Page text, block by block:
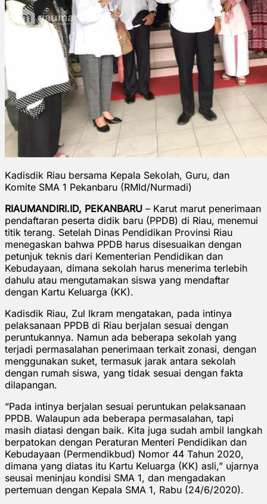
Kadisdik Riau bersama Kepala Sekolah, Guru, dan
Komite SMA 1 Pekanbaru (RMId/Nurmadi)
RIAUMANDIRI.ID, PEKANBARU – Karut marut penerimaan
pendaftaran peserta didik baru (PPDB) di Riau, menemui
titik terang. Setelah Dinas Pendidikan Provinsi Riau
menegaskan bahwa PPDB harus disesuaikan dengan
petunjuk teknis dari Kementerian Pendidikan dan
Kebudayaan, dimana sekolah harus menerima terlebih
dahulu atau mengutamakan siswa yang mendaftar
dengan Kartu Keluarga (KK).
Kadisdik Riau, Zul Ikram mengatakan, pada intinya
pelaksanaan PPDB di Riau berjalan sesuai dengan
peruntukannya. Namun ada beberapa sekolah yang
terjadi permasalahan penerimaan terkait zonasi, dengan
menggunakan suket, termasuk jarak antara sekolah
dengan rumah siswa, yang tidak sesuai dengan fakta
dilapangan.
“Pada intinya berjalan sesuai peruntukan pelaksanaan
PPDB. Walaupun ada beberapa permasalahan, tapi
masih diatasi dengan baik. Kita juga sudah ambil langkah
berpatokan dengan Peraturan Menteri Pendidikan dan
Kebudayaan (Permendikbud) Nomor 44 Tahun 2020,
dimana yang diatas itu Kartu Keluarga (KK) asli,” ujarnya
seusai meninjau kondisi SMA 1, dan mengadakan
pertemuan dengan Kepala SMA 1, Rabu (24/6/2020).